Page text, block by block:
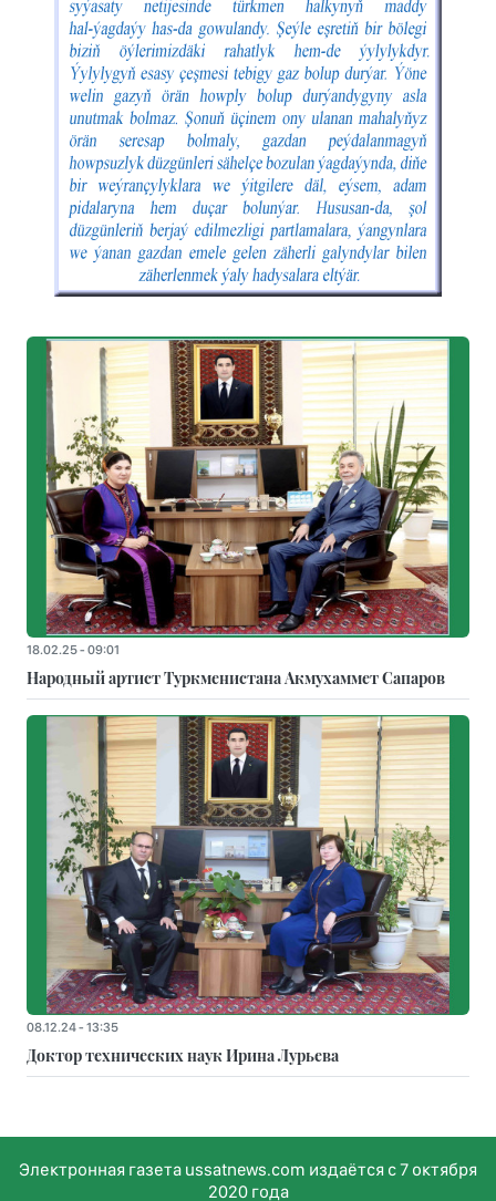
18.02.25 - 09:01
Народный артист Туркменистана Акмухаммет Сапаров
08.12.24 - 13:35
Доктор технических наук Ирина Лурьева
Электронная газета ussatnews.com издаётся с 7 октября
2020 года